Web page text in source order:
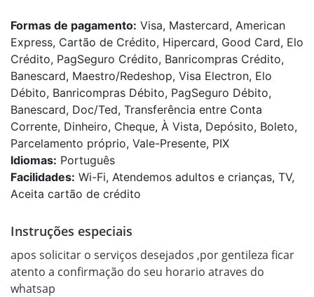
Formas de pagamento: Visa, Mastercard, American
Express, Cartão de Crédito, Hipercard, Good Card, Elo
Crédito, PagSeguro Crédito, Banricompras Crédito,
Banescard, Maestro/Redeshop, Visa Electron, Elo
Débito, Banricompras Débito, PagSeguro Débito,
Banescard, Doc/Ted, Transferência entre Conta
Corrente, Dinheiro, Cheque, À Vista, Depósito, Boleto,
Parcelamento próprio, Vale-Presente, PIX
Idiomas: Português
Facilidades: Wi-Fi, Atendemos adultos e crianças, TV,
Aceita cartão de crédito
Instruções especiais
apos solicitar o serviços desejados ,por gentileza ficar
atento a confirmação do seu horario atraves do
whatsap